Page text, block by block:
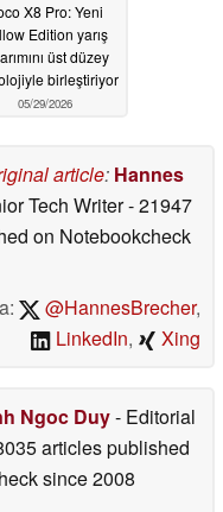
X8 Pro: Yeni
Edition yarış
üst düzey
birleştiriyor
05/29/2026
article: Hannes
Tech Writer- 21947
on Notebookcheck
@HannesBrecher,
LinkedIn, Xing
Ngoc Duy- Editorial
articles published
since 2008